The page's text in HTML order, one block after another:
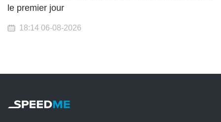
le premier jour
18:14 06-08-2026